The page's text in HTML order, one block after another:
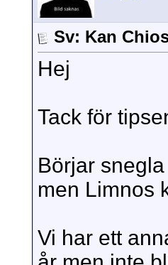
Sv: Kan
Hej
Tack för
Börjar
men Limnos
Vi har ett